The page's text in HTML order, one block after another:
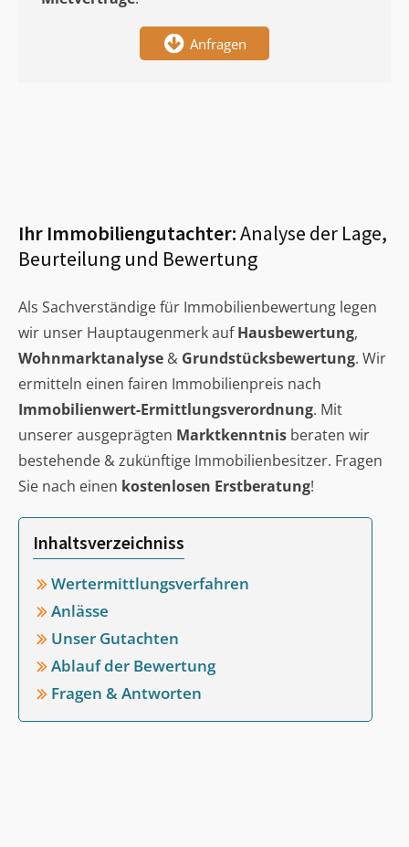
Anfragen
Ihr Immobiliengutachter:Analyse der Lage,
Beurteilung und Bewertung
Als Sachverständige für Immobilienbewertung legen
wir unser Hauptaugenmerk aufHausbewertung,
Wohnmarktanalyse & Grundstücksbewertung. Wir
ermitteln einen fairen Immobilienpreis nach
Immobilienwert-Ermittlungsverordnung. Mit
unserer ausgeprägten Marktkenntnis beraten wir
bestehende & zukünftige Immobilienbesitzer. Fragen
Sie nach einen kostenlosen Erstberatung!
Inhaltsverzeichniss
Wertermittlungsverfahren
Anlässe
Unser Gutachten
Ablauf der Bewertung
Fragen & Antworten